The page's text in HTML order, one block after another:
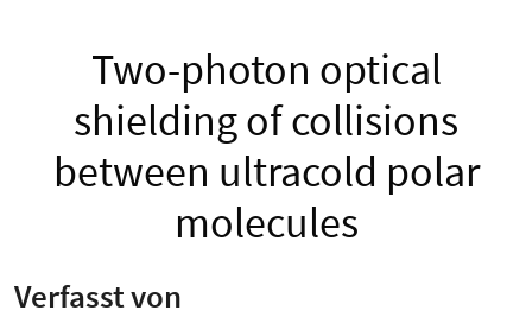
Two-photon optical
shielding of collisions
between ultracold polar
molecules
Verfasst von